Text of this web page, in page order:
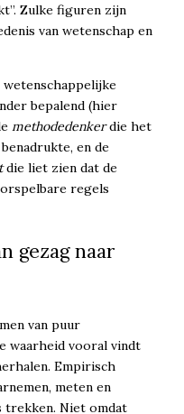
Zulke figuren zijn
van wetenschap en
bepalend (hier
methodedenkerdie het
en de
die liet zien dat de
regels
gezag naar
van puur
waarheid vooral vindt
Empirisch
meten en
trekken. Niet omdat